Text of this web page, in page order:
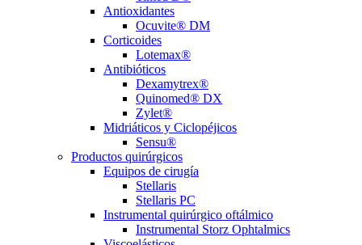
Antioxidantes
Ocuvite® DM
Corticoides
Lotemax®
Antibióticos
Dexamytrex®
Quinomed® DX
Zylet®
Midriáticos y Ciclopéjicos
Sensu®
Productos quirúrgicos
Equipos de cirugía
Stellaris
Stellaris PC
Instrumental quirúrgico oftálmico
Instrumental Storz Ophtalmics